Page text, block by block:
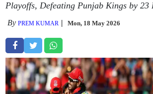
Playoffs, Defeating Punjab Kings by 23
ByPREM KUMAR Mon, 18 May 2026